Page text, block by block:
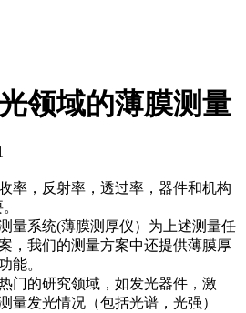
领域的薄膜测量
率，反射率，透过率，器件和机构
量系统(薄膜测厚仪）为上述测量任
，我们的测量方案中还提供薄膜厚
能。
门的研究领域，如发光器件，激
量发光情况（包括光谱，光强）